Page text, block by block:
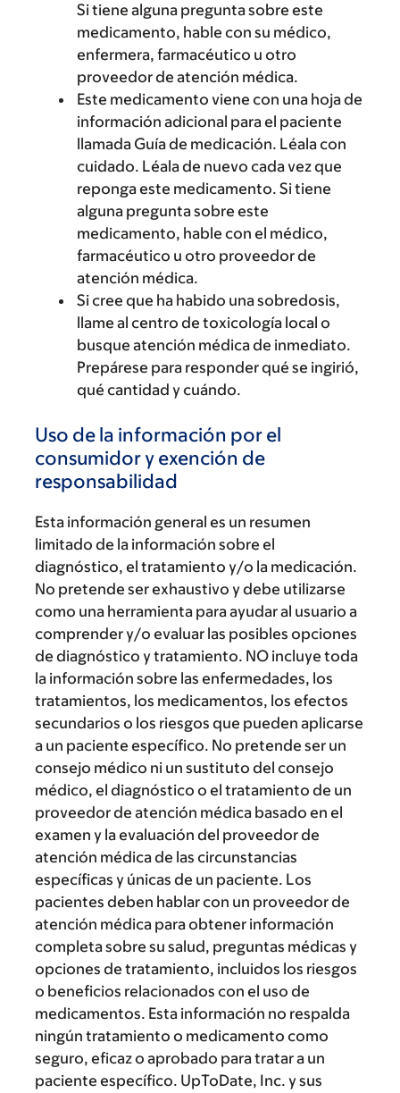
Si tiene alguna pregunta sobre este
medicamento, hable con su médico,
enfermera, farmacéutico u otro
proveedor de atención médica.
Este medicamento viene con una hoja de
información adicional para el paciente
llamada Guía de medicación. Léala con
cuidado. Léala de nuevo cada vez que
reponga este medicamento. Si tiene
alguna pregunta sobre este
medicamento, hable con el médico,
farmacéutico u otro proveedor de
atención médica.
Si cree que ha habido una sobredosis,
llame al centro de toxicología local o
busque atención médica de inmediato.
Prepárese para responder qué se ingirió,
qué cantidad y cuándo.
Uso de la información por el
consumidor y exención de
responsabilidad
Esta información general es un resumen
limitado de la información sobre el
diagnóstico, el tratamiento y/o la medicación.
No pretende ser exhaustivo y debe utilizarse
como una herramienta para ayudar al usuario a
comprender y/o evaluar las posibles opciones
de diagnóstico y tratamiento. NO incluye toda
la información sobre las enfermedades, los
tratamientos, los medicamentos, los efectos
secundarios o los riesgos que pueden aplicarse
a un paciente específico. No pretende ser un
consejo médico ni un sustituto del consejo
médico, el diagnóstico o el tratamiento de un
proveedor de atención médica basado en el
examen y la evaluación del proveedor de
atención médica de las circunstancias
específicas y únicas de un paciente. Los
pacientes deben hablar con un proveedor de
atención médica para obtener información
completa sobre su salud, preguntas médicas y
opciones de tratamiento, incluidos los riesgos
o beneficios relacionados con el uso de
medicamentos. Esta información no respalda
ningún tratamiento o medicamento como
seguro, eficaz o aprobado para tratar a un
paciente específico. UpToDate, Inc. y sus